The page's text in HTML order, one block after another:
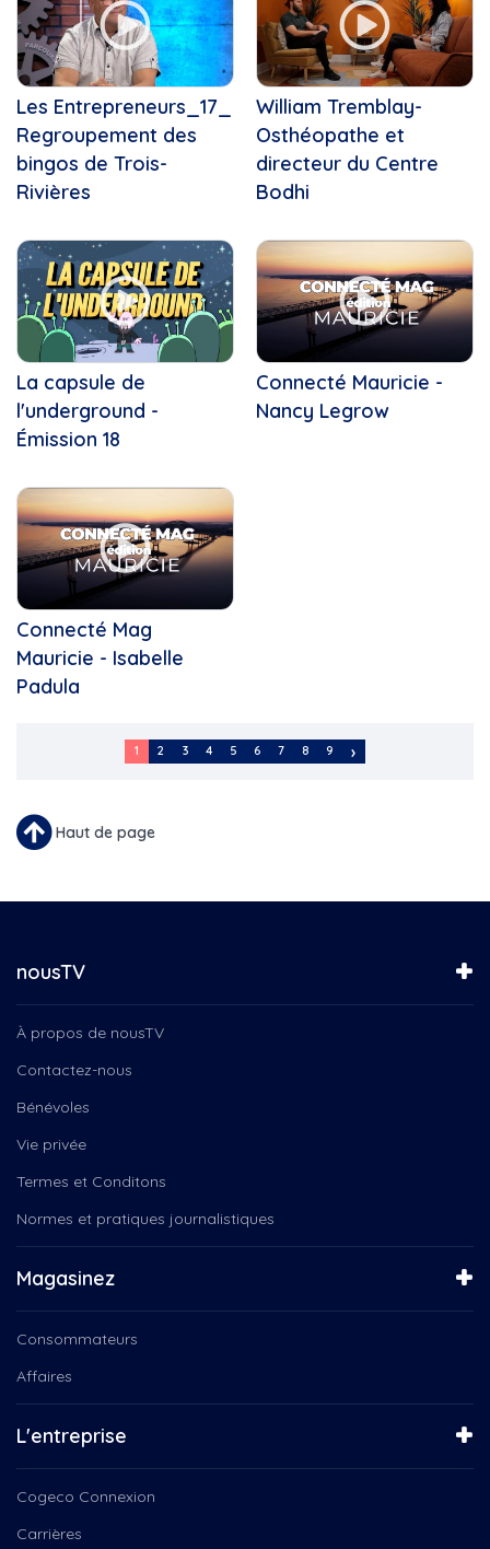
Les Entrepreneurs_17_
Regroupement des
bingos de Trois-
Rivières
William Tremblay-
Osthéopathe et
directeur du Centre
Bodhi
La capsule de
l'underground -
Émission 18
Connecté Mauricie -
Nancy Legrow
Connecté Mag
Mauricie - Isabelle
Padula
Page
1 Page
2 Page
3 Page
4 Page
5 Page
6 Page
7 Page
8 Page
9
Haut de page
nousTV
À propos de nousTV
Contactez-nous
Bénévoles
Vie privée
Termes et Conditons
Normes et pratiques journalistiques
Magasinez
Consommateurs
Affaires
L'entreprise
Cogeco Connexion
Carrières